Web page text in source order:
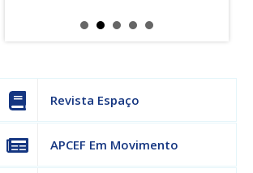
Revista Espaço
APCEF Em Movimento